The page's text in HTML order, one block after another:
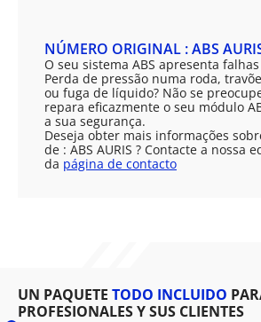
NÚMERO ORIGINAL : ABS
O seu sistema ABS apresenta
Perda de pressão numa roda,
ou fuga de líquido? Não se
repara eficazmente o seu módulo
a sua segurança.
Deseja obter mais informações
de : ABS AURIS ? Contacte a nossa
da página de contacto
UN PAQUETE TODO INCLUIDO
PROFESIONALES Y SUS CLIENTES